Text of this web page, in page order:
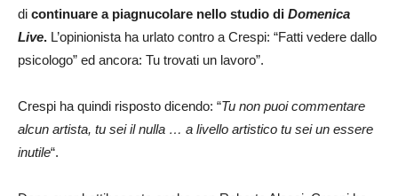
di continuare a piagnucolare nello studio di Domenica
Live. L’opinionista ha urlato contro a Crespi: “Fatti vedere dallo
psicologo” ed ancora: Tu trovati un lavoro”.
Crespi ha quindi risposto dicendo: “Tu non puoi commentare
alcun artista, tu sei il nulla … a livello artistico tu sei un essere
inutile“.